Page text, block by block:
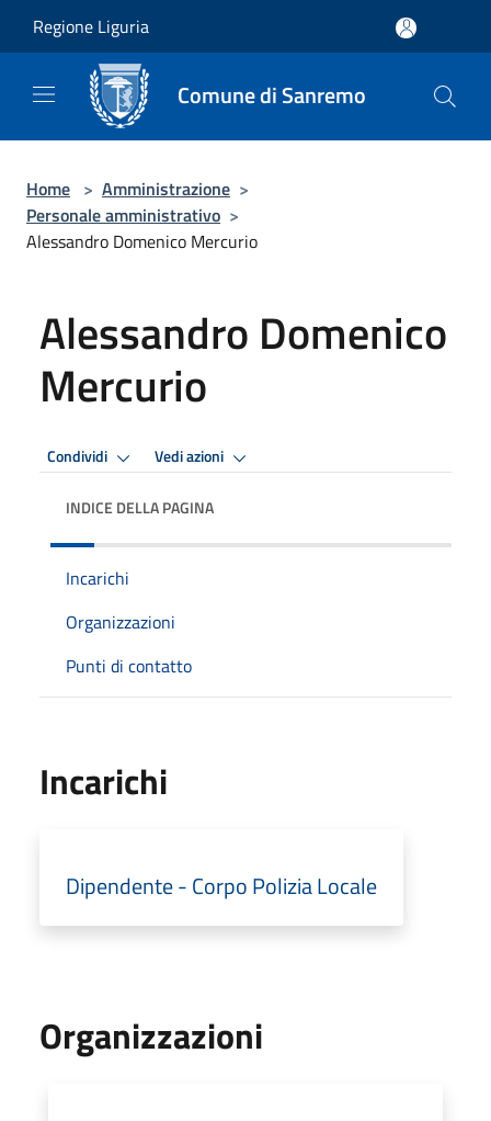
Regione Liguria
Comune di Sanremo
Home > Amministrazione >
Personale amministrativo >
Alessandro Domenico Mercurio
Alessandro Domenico
Mercurio
Condividi Vedi azioni
INDICE DELLA PAGINA
Incarichi
Organizzazioni
Punti di contatto
Incarichi
Dipendente - Corpo Polizia Locale
Organizzazioni